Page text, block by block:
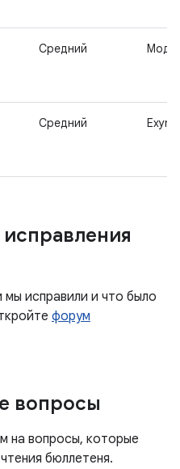
Средний
Средний
исправили и что было
форум
вопросы
на вопросы, которые
бюллетеня.